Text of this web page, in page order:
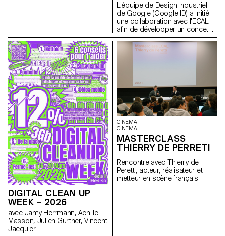
fabricant italien de
céramique Mutina. Les jardins
de la Villa offrent un contexte
historique et spatial riche,
propice à l'exploration de
l'esthétique, des fonctions et de
l'interaction avec les visiteurs.
Les étudiant·e·s ont eu accès à
l'ensemble du catalogue Mutina
(carreaux, briques et autres
matériaux) pour construire leurs
installations. Le projet a été
sélectionné et accompagné
par le designer français Ronan
Bouroullec, l'ECAL, la Villa
Médicis et Mutina.
L'équipe de Design Industriel
de Google (Google ID) a initié
une collaboration avec l'ECAL
afin de développer un concept
de produit autour du téléphone
portable qui soit inspiré d'un
rituel quotidien. Les étudiant·e·s
adapté aux habitudes
contemporaines. À travers des
stroytelling créatifs, ces projets
conceptuels s’intéressent à la
dimension humaine de la
technologie
mobile: comment elle influence
nos habitudes et pourrait
évoluer vers des formes plus
intuitives et intégrées à nos vies.
Née d'un dialogue fertile entre
pédagogie et industrie, cette
collaboration reflète l'approche
DIGITAL CLEAN UP
WEEK – 2026
avec Jamy Herrmann, Achille
Masson, Julien Gurtner, Vincent
Jacquier
CINEMA
CINEMA
MASTERCLASS
THIERRY DE PERRETI
Rencontre avec Thierry de
Peretti, acteur, réalisateur et
metteur en scène français